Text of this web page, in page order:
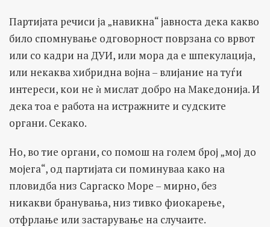
Партијата речиси ја „навикна“ јавноста дека какво
било спомнување одговорност поврзана со врвот
или со кадри на ДУИ, или мора да е шпекулација,
или некаква хибридна војна – влијание на туѓи
интереси, кои не ѝ мислат добро на Македонија. И
дека тоа е работа на истражните и судските
органи. Секако.
Но, во тие органи, со помош на голем број „мој до
мојега“, од партијата си поминуваа како на
пловидба низ Саргаско Море – мирно, без
никакви бранувања, низ тивко фиокарење,
отфрлање или застарување на случаите.